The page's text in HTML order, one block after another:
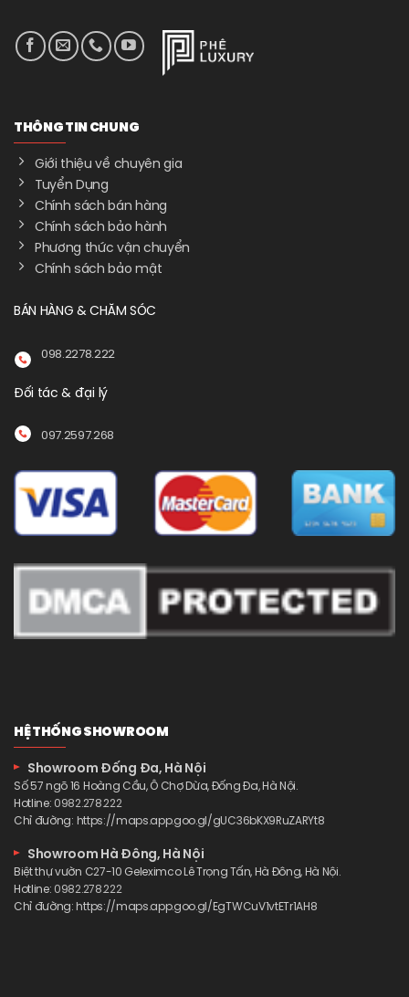
THÔNG TIN CHUNG
Giới thiệu về chuyên gia
Tuyển Dụng
Chính sách bán hàng
Chính sách bảo hành
Phương thức vận chuyển
Chính sách bảo mật
BÁN HÀNG & CHĂM SÓC
098.2278.222
Đối tác & đại lý
097.2597.268
HỆ THỐNG SHOWROOM
Showroom Đống Đa, Hà Nội
Số 57 ngõ 16 Hoàng Cầu, Ô Chợ Dừa, Đống Đa, Hà Nội.
Hotline: 0982.278.222
Chỉ đường: https://maps.app.goo.gl/gUC36bKX9RuZARYt8
Showroom Hà Đông, Hà Nội
Biệt thự vườn C27-10 Geleximco Lê Trọng Tấn, Hà Đông, Hà Nội.
Hotline: 0982.278.222
Chỉ đường:https://maps.app.goo.gl/EgTWCuV1vtETr1AH8